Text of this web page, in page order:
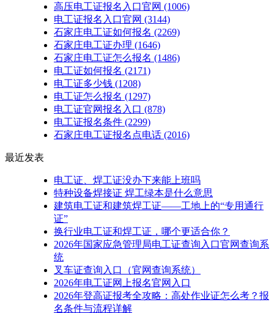
高压电工证报名入口官网 (1006)
电工证报名入口官网 (3144)
石家庄电工证如何报名 (2269)
石家庄电工证办理 (1646)
石家庄电工证怎么报名 (1486)
电工证如何报名 (2171)
电工证多少钱 (1208)
电工证怎么报名 (1297)
电工证官网报名入口 (878)
电工证报名条件 (2299)
石家庄电工证报名点电话 (2016)
最近发表
电工证、焊工证没办下来能上班吗
特种设备焊接证 焊工绿本是什么意思
建筑电工证和建筑焊工证——工地上的“专用通行
证”
换行业电工证和焊工证，哪个更适合你？
2026年国家应急管理局电工证查询入口官网查询系
统
叉车证查询入口（官网查询系统）
2026年电工证网上报名官网入口
2026年登高证报考全攻略：高处作业证怎么考？报
名条件与流程详解